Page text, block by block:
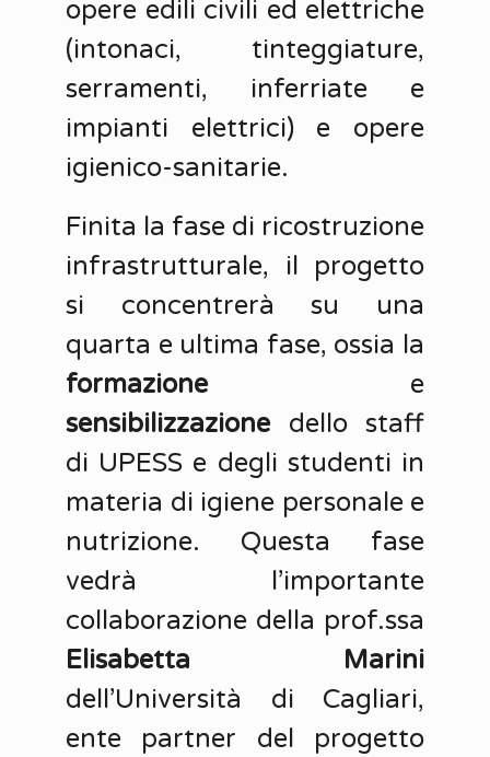
opere edili civili ed elettriche
(intonaci, tinteggiature,
serramenti, inferriate e
impianti elettrici) e opere
igienico-sanitarie.
Finita la fase di ricostruzione
infrastrutturale, il progetto
si concentrerà su una
quarta e ultima fase, ossia la
formazionee
sensibilizzazionedello staff
di UPESS e degli studenti in
materia di igiene personale e
nutrizione. Questa fase
vedrà l’importante
collaborazione della prof.ssa
Elisabetta Marini
dell’Università di Cagliari,
ente partner del progetto